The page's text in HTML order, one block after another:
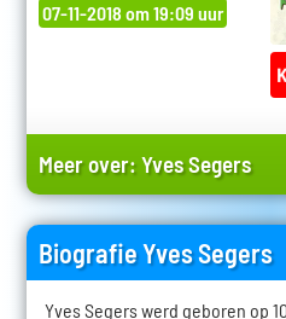
07-11-2018 om 19:09 uur
Meer over:Yves Segers
Biografie Yves Segers
Yves Segers werd geboren op